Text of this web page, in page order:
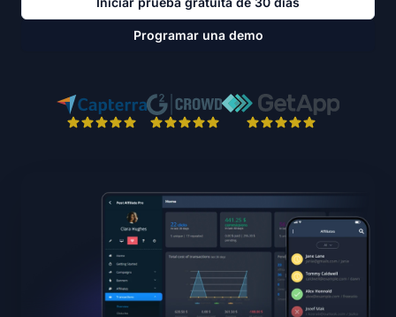
Programar una demo